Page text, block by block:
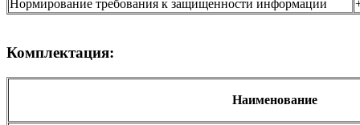
Нормирование требования к защищенности информации
Комплектация:
Наименование